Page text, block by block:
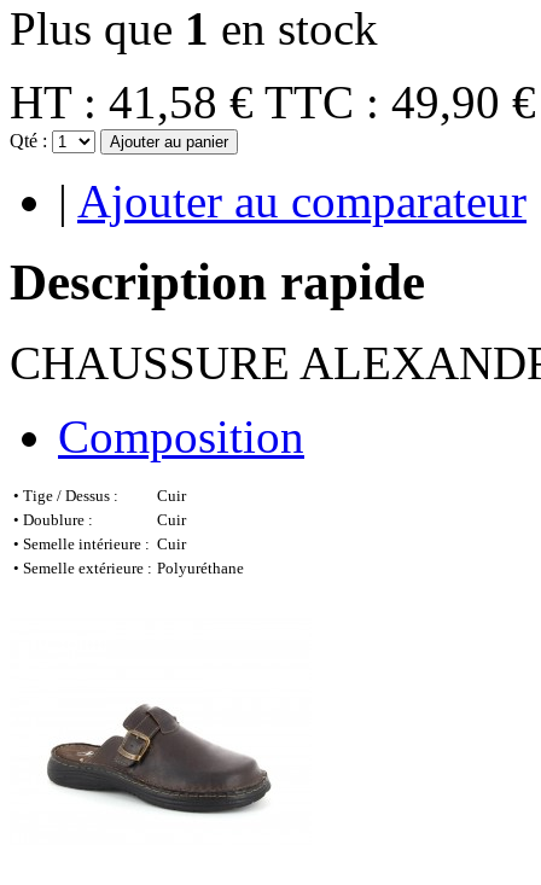
Plus que 1 en stock
HT : 41,58 € TTC : 49,90 €
Qté : Ajouter au panier
| Ajouter au comparateur
Description rapide
CHAUSSURE
Composition
• Tige / Dessus :
Cuir
• Doublure :
Cuir
• Semelle intérieure : Cuir
• Semelle extérieure : Polyuréthane